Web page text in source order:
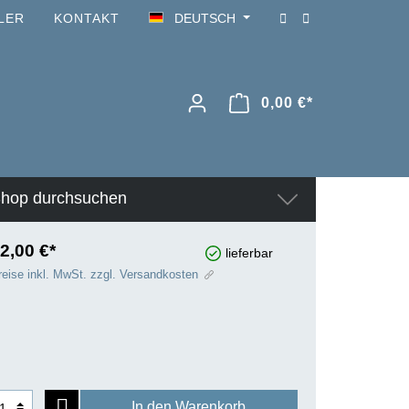
KONTAKT DEUTSCH
0,00 €*
durchsuchen
€* lieferbar
inkl. MwSt. zzgl. Versandkosten